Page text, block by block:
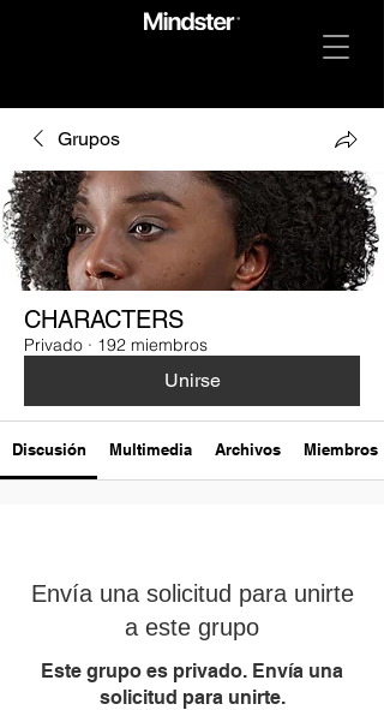
Grupos
CHARACTERS
Privado · 192 miembros
Unirse
Discusión Multimedia Archivos Miembros
Envía una solicitud para unirte
a este grupo
Este grupo es privado. Envía una
solicitud para unirte.